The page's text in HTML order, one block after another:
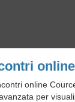
online
per